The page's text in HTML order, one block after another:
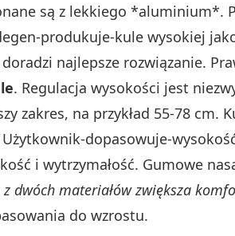
są z lekkiego
produkuje-kule wysokiej
najlepsze rozwiązanie.
. Regulacja wysokości jest
zakres, na przykład 55-78 cm.
dopasowuje-
i wytrzymałość. Gumowe
z dwóch materiałów zwiększa
do wzrostu.